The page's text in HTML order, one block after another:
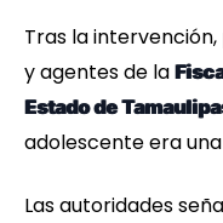
Tras la
y agentes de la
Estado de
adolescente era una
Las autoridades